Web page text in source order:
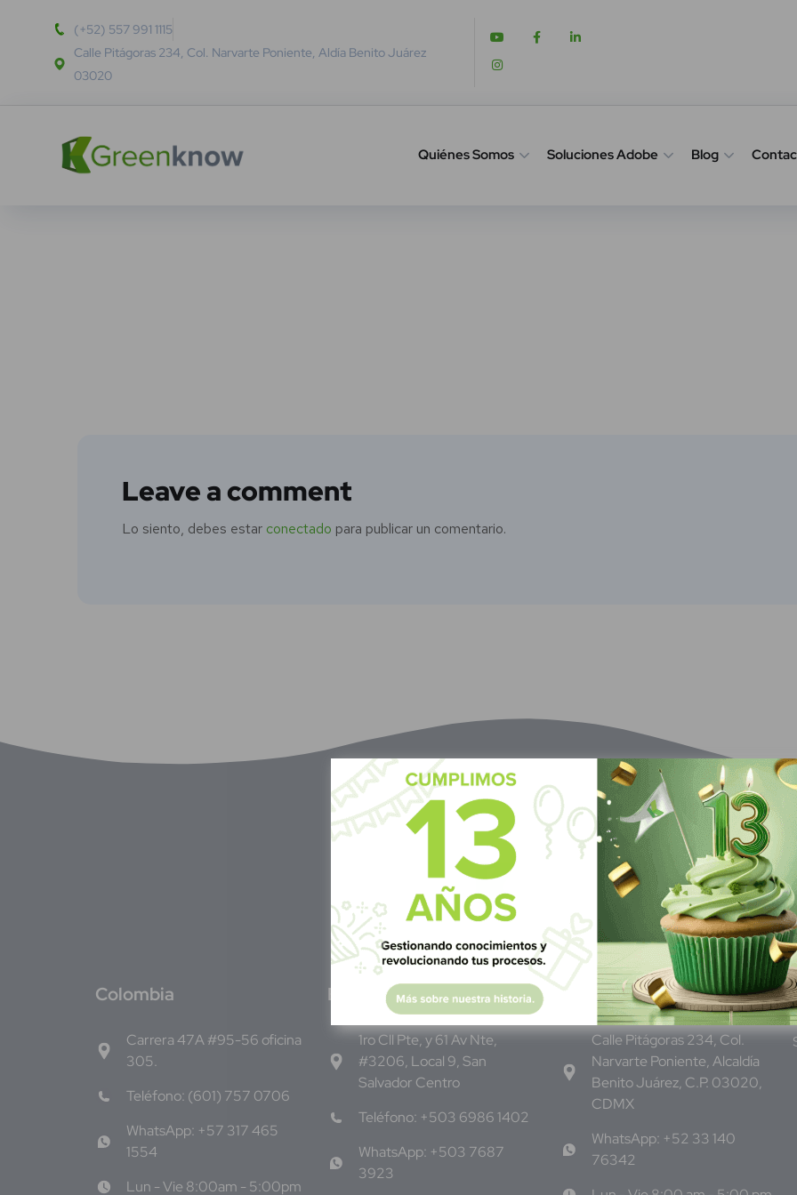
(+52) 557 991 1115
Calle Pitágoras 234, Col. Narvarte Poniente, Aldía Benito Juárez
03020
Quiénes Somos Soluciones Adobe Blog
Leave a comment
Lo siento, debes estar conectado para publicar un comentario.
Colombia
Carrera 47A #95-56 oficina
305.
Teléfono: (601) 757 0706
WhatsApp: +57 317 465
1554
Lun - Vie 8:00am - 5:00pm
E l Salvador
1ro Cll Pte, y 61 Av Nte,
#3206, Local 9, San
Salvador Centro
Teléfono: +503 6986 1402
WhatsApp: +503 7687
3923
M éxico
Calle Pitágoras 234, Col.
Narvarte Poniente, Alcaldía
Benito Juárez, C.P. 03020,
CDMX
WhatsApp: +52 33 140
76342